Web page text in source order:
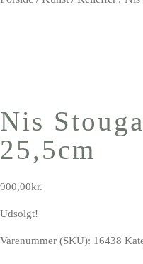
Nis
25,5cm
900,00kr.
Udsolgt!
Varenummer (SKU): 16438